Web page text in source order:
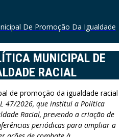
De Promoção Da Igualdade
MUNICIPAL DE
RACIAL
47/2026, que institui a Política
Racial, prevendo a criação de
periódicas para ampliar a